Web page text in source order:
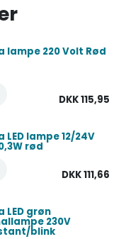
lampe 220 Volt Rød
DKK115,95
LED lampe 12/24V
rød
DKK111,66
LED grøn
230V
blink